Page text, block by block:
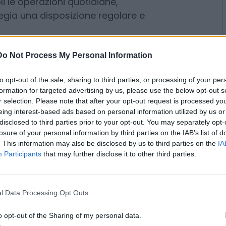
Not Process My Personal Information
opt-out of the sale, sharing to third parties, or processing of your
for targeted advertising by us, please use the below opt-out
selection. Please note that after your opt-out request is processed
interest-based ads based on personal information utilized by us
to third parties prior to your opt-out. You may separately
of your personal information by third parties on the IAB’s list of
This information may also be disclosed by us to third parties on the
Participants that may further disclose it to other third parties.
Data Processing Opt Outs
opt-out of the Sharing of my personal data.
Il bagagliaio arriva fino a
fondo, mantenendo una
di carico è stata
una disposizione regolare e
anche gli aspetti più tecnici: la
controllate
che analizza il manto stradale
degli ammortizzatori.
tra stabilità e capacità di
per ridurre i movimenti
fonoassorbenti e vetri